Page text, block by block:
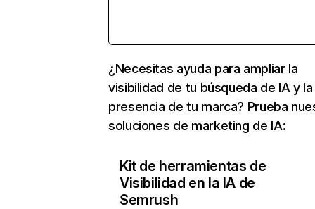
¿Necesitas ayuda para ampliar la
visibilidad de tu búsqueda de IA y la
presencia de tu marca? Prueba
soluciones de marketing de IA:
Kit de herramientas de
Visibilidad en la IA de
Semrush